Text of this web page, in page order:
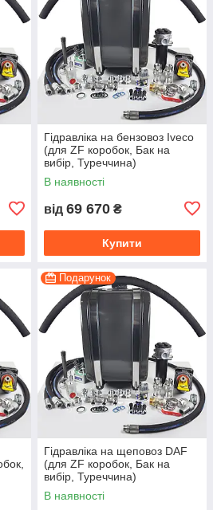
Гідравліка на бензовоз Iveco
(для ZF коробок, Бак на
вибір, Туреччина)
В наявності
від 69 670 ₴
Купити
Подарунок
Гідравліка на щеповоз DAF
(для ZF коробок, Бак на
вибір, Туреччина)
В наявності